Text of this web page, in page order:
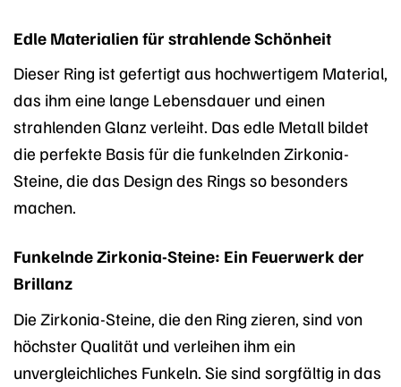
Edle Materialien für strahlende Schönheit
Dieser Ring ist gefertigt aus hochwertigem Material,
das ihm eine lange Lebensdauer und einen
strahlenden Glanz verleiht. Das edle Metall bildet
die perfekte Basis für die funkelnden Zirkonia-
Steine, die das Design des Rings so besonders
machen.
Funkelnde Zirkonia-Steine: Ein Feuerwerk der
Brillanz
Die Zirkonia-Steine, die den Ring zieren, sind von
höchster Qualität und verleihen ihm ein
unvergleichliches Funkeln. Sie sind sorgfältig in das